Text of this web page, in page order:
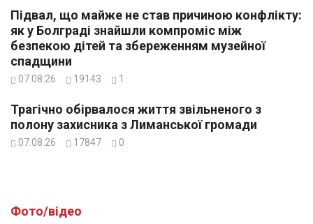
Підвал, що майже не став причиною конфлікту:
як у Болграді знайшли компроміс між
безпекою дітей та збереженням музейної
спадщини
07.08.26 19143 1
Трагічно обірвалося життя звільненого з
полону захисника з Лиманської громади
07.08.26 17847 0
Фото/відео